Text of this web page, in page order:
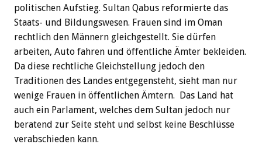
politischen Aufstieg. Sultan Qabus reformierte das
Staats- und Bildungswesen. Frauen sind im Oman
rechtlich den Männern gleichgestellt. Sie dürfen
arbeiten, Auto fahren und öffentliche Ämter bekleiden.
Da diese rechtliche Gleichstellung jedoch den
Traditionen des Landes entgegensteht, sieht man nur
wenige Frauen in öffentlichen Ämtern. Das Land hat
auch ein Parlament, welches dem Sultan jedoch nur
beratend zur Seite steht und selbst keine Beschlüsse
verabschieden kann.